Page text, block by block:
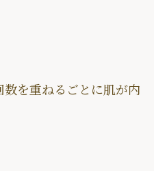
を重ねるごとに肌が内